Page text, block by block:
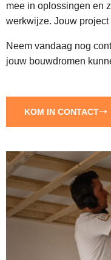
mee in oplossingen en
werkwijze. Jouw
Neem vandaag nog
jouw bouwdromen
KOM IN CONTACT